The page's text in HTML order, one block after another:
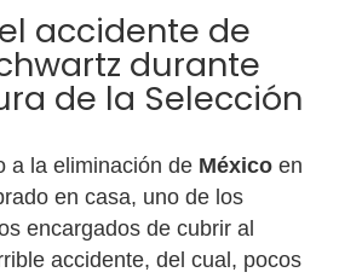
accidente de
durante
de la Selección
a la eliminación de México en
en casa, uno de los
encargados de cubrir al
accidente, del cual, pocos